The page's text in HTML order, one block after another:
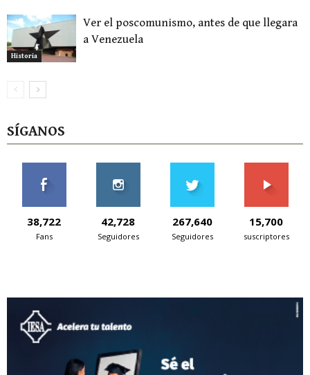
Historia
Ver el poscomunismo, antes de que llegara
a Venezuela
SÍGANOS
38,722
Fans
42,728
Seguidores
267,640
Seguidores
15,700
suscriptores